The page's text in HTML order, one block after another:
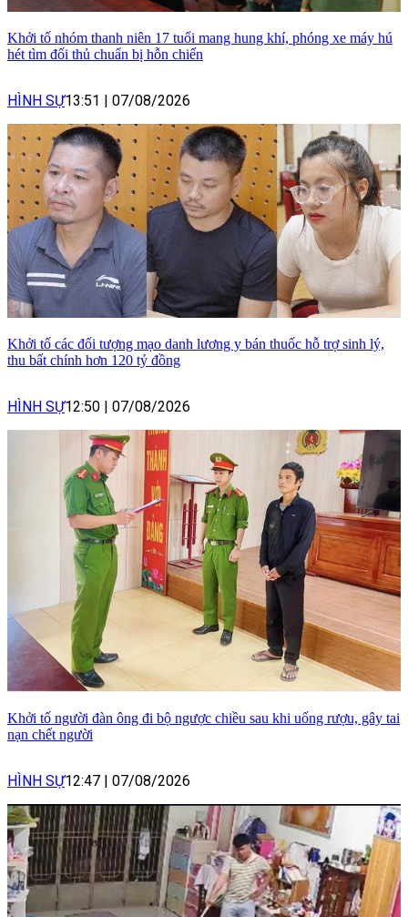
Khởi tố nhóm thanh niên 17 tuổi mang hung khí, phóng xe máy hú
hét tìm đối thủ chuẩn bị hỗn chiến
HÌNH SỰ13:51 07/08/2026
Khởi tố các đối tượng mạo danh lương y bán thuốc hỗ trợ sinh lý,
thu bất chính hơn 120 tỷ đồng
HÌNH SỰ12:50 | 07/08/2026
Khởi tố người đàn ông đi bộ ngược chiều sau khi uống rượu, gây tai
nạn chết người
HÌNH SỰ12:47 | 07/08/2026